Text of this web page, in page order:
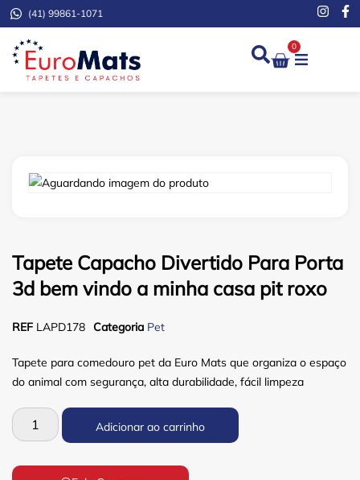
(41) 99861-1071
0
Tapete Capacho Divertido Para Porta
3d bem vindo a minha casa pit roxo
REF LAPD178 Categoria Pet
Tapete para comedouro pet da Euro Mats que organiza o espaço
do animal com segurança, alta durabilidade, fácil limpeza
Adicionar ao carrinho